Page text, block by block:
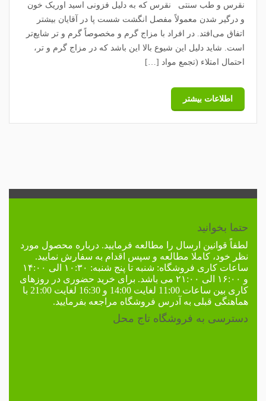
نقرس و طب سنتی نقرس که به دلیل فزونی اسید اوریک خون
و درگیر شدن معمولاً مفصل انگشت شست پا در آقایان بیشتر
اتفاق می‌افتد. در افراد با مزاج گرم و مخصوصاً گرم و تر شایع‌تر
است. شاید دلیل این شیوع بالا این باشد که در مزاج گرم و تر،
احتمال امتلاء (تجمع مواد […]
اطلاعات بیشتر
حتما بخوانید
لطفاً قوانین ارسال را مطالعه فرمایید. درباره محصول مورد
نظر خود، کاملا مطالعه و سپس اقدام به سفارش نمایید.
ساعات کاری فروشگاه:
شنبه تا پنج شنبه: ۱۰:۳۰ الی ۱۴:۰۰
و ۱۶:۰۰ الی ۲۱:۰۰ می باشد. برای خرید حضوری در
روزهای
کاری
بین ساعات 11:00 لغایت 14:00 و 16:30 لغایت 21:00 با
هماهنگی قبلی به آدرس فروشگاه مراجعه بفرمایید.
دسترسی به فروشگاه تاج محل